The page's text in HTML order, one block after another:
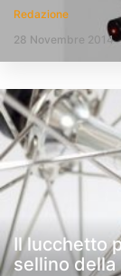
Redazione
28 Novembre 2014
Il lucchetto
sellino della